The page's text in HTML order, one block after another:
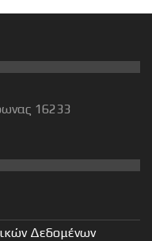
16233
Δεδομένων